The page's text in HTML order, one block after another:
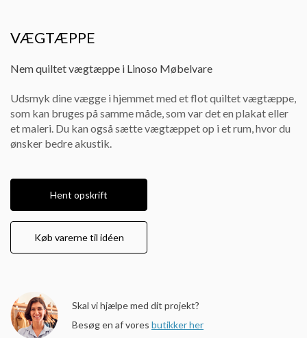
VÆGTÆPPE
Nem quiltet vægtæppe i Linoso Møbelvare
Udsmyk dine vægge i hjemmet med et flot quiltet vægtæppe,
som kan bruges på samme måde, som var det en plakat eller
et maleri. Du kan også sætte vægtæppet op i et rum, hvor du
ønsker bedre akustik.
Hent opskrift
Køb varerne til idéen
Skal vi hjælpe med dit projekt?
Besøg en af vores butikker her